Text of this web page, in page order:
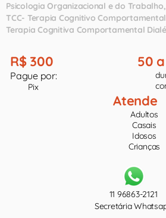
Psicologia Organizacional e do Trabalho
TCC- Terapia Cognitivo Comportamental
Terapia Cognitiva Comportamental
R$ 300
Pague por:
Pix
50
Atende
Adultos
Casais
Idosos
Crianças
11 96863-2121
Secretária